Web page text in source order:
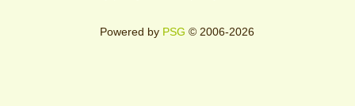
Powered by PSG © 2006-2026